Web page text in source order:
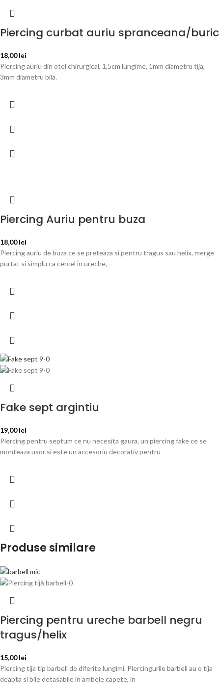
Piercing curbat auriu spranceana/buric
18,00lei
Piercing auriu din otel chirurgical, 1,5cm lungime, 1mm diametru tija,
3mm diametru bila.
Piercing Auriu pentru buza
18,00lei
Piercing auriu de buza ce se preteaza si pentru tragus sau helix, merge
purtat si simplu ca cercel in ureche,
Fake sept argintiu
19,00lei
Piercing pentru septum ce nu necesita gaura, un piercing fake ce se
monteaza usor si este un accesoriu decorativ pentru
Produse similare
Piercing pentru ureche barbell negru
tragus/helix
15,00lei
Piercing tija tip barbell de diferite lungimi. Piercingurile barbell au o tija
deapta si bile detasabile in ambele capete, in